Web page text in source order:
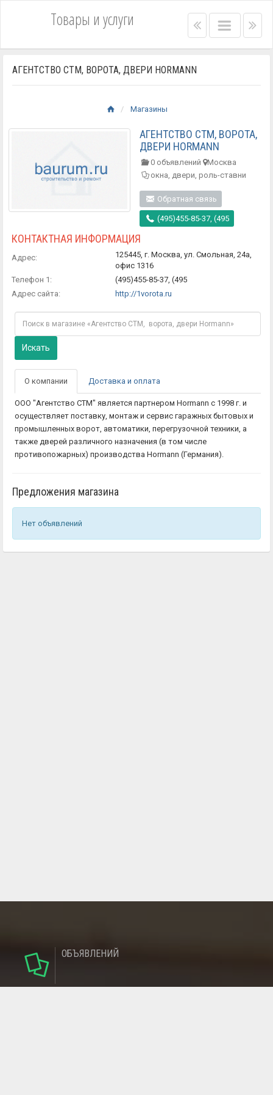
Товары и услуги Left
bar
Main
menu
Right
menu
bar
АГЕНТСТВО СТМ, ВОРОТА, ДВЕРИ HORMANN
Магазины
АГЕНТСТВО СТМ, ВОРОТА,
ДВЕРИ HORMANN
0 объявлений Москва
окна, двери, роль-ставни
Обратная связь
(495)455-85-37, (495
КОНТАКТНАЯ ИНФОРМАЦИЯ
Адрес:
125445, г. Москва, ул. Смольная, 24а,
офис 1316
Телефон 1:
(495)455-85-37, (495
Адрес сайта:
http://1vorota.ru
Искать
О компании Доставка и оплата
ООО "Агентство СТМ" является партнером Hormann с 1998 г. и
осуществляет поставку, монтаж и сервис гаражных бытовых и
промышленных ворот, автоматики, перегрузочной техники, а
также дверей различного назначения (в том числе
противопожарных) производства Hormann (Германия).
Предложения магазина
Нет объявлений
ОБЪЯВЛЕНИЙ